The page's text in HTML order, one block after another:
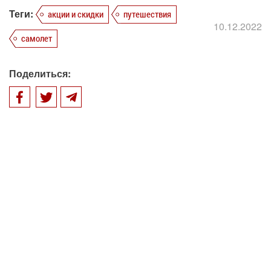
Теги: акции и скидки
путешествия
самолет
10.12.2022
Поделиться: